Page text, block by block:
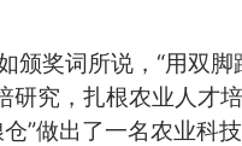
颁奖词所说，“用双
研究，扎根农业人
”做出了一名农业科